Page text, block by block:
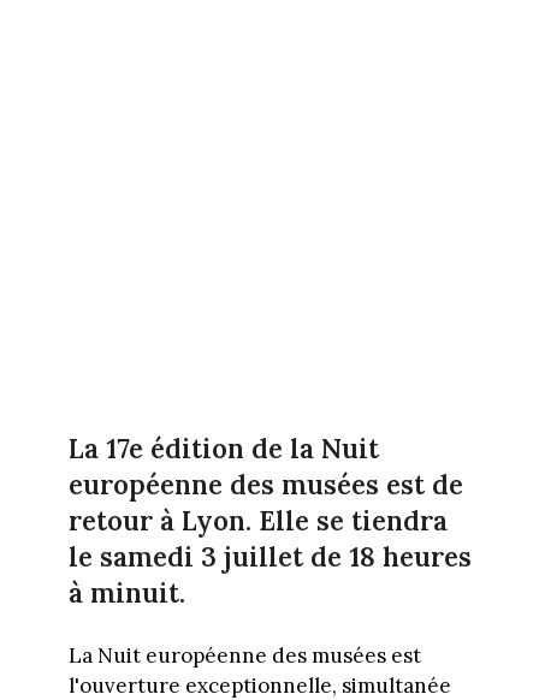
La 17e édition de la Nuit
européenne des musées est de
retour à Lyon. Elle se tiendra
le samedi 3 juillet de 18 heures
à minuit.
La Nuit européenne des musées est
l'ouverture exceptionnelle, simultanée